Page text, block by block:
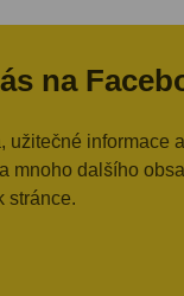
na
užitečné informace
mnoho dalšího
stránce.